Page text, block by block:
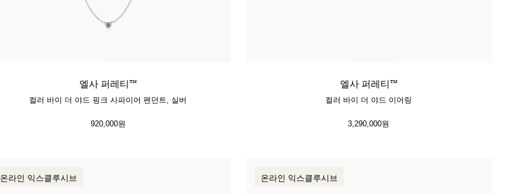
엘사 퍼레티™
컬러 바이 더 야드 핑크 사파이어 펜던트, 실버
920,000원
엘사 퍼레티™
컬러 바이 더 야드 이어링
3,290,000원
온라인 익스클루시브 온라인 익스클루시브